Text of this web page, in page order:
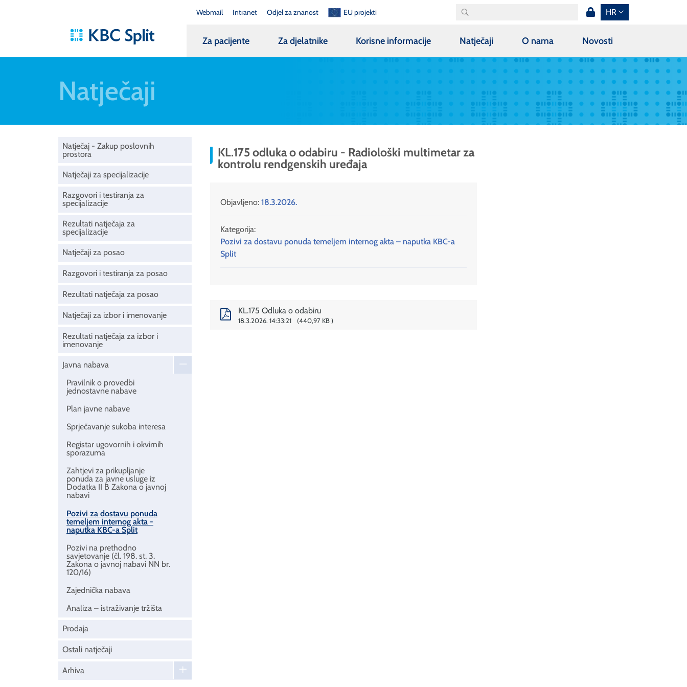
Webmail Intranet Odjel za znanost EU projekti HR
Za pacijente Za djelatnike Korisne informacije Natječaji O nama Novosti
Natječaji
Natječaj - Zakup poslovnih
prostora
Natječaji za specijalizacije
Razgovori i testiranja za
specijalizacije
Rezultati natječaja za
specijalizacije
Natječaji za posao
Razgovori i testiranja za posao
Rezultati natječaja za posao
Natječaji za izbor i imenovanje
Rezultati natječaja za izbor i
imenovanje
Javna nabava
Pravilnik o provedbi
jednostavne nabave
Plan javne nabave
Sprječavanje sukoba interesa
Registar ugovornih i okvirnih
sporazuma
Zahtjevi za prikupljanje
ponuda za javne usluge iz
Dodatka II B Zakona o javnoj
nabavi
Pozivi za dostavu ponuda
temeljem internog akta -
naputka KBC-a Split
Pozivi na prethodno
savjetovanje (čl. 198. st. 3.
Zakona o javnoj nabavi NN br.
120/16)
Zajednička nabava
Analiza – istraživanje tržišta
Prodaja
Ostali natječaji
Arhiva
KL.175 odluka o odabiru - Radiološki multimetar za
kontrolu rendgenskih uređaja
Objavljeno: 18.3.2026.
Kategorija:
Pozivi za dostavu ponuda temeljem internog akta – naputka KBC-a
Split
KL.175 Odluka o odabiru
18.3.2026. 14:33:21 440,97 KB